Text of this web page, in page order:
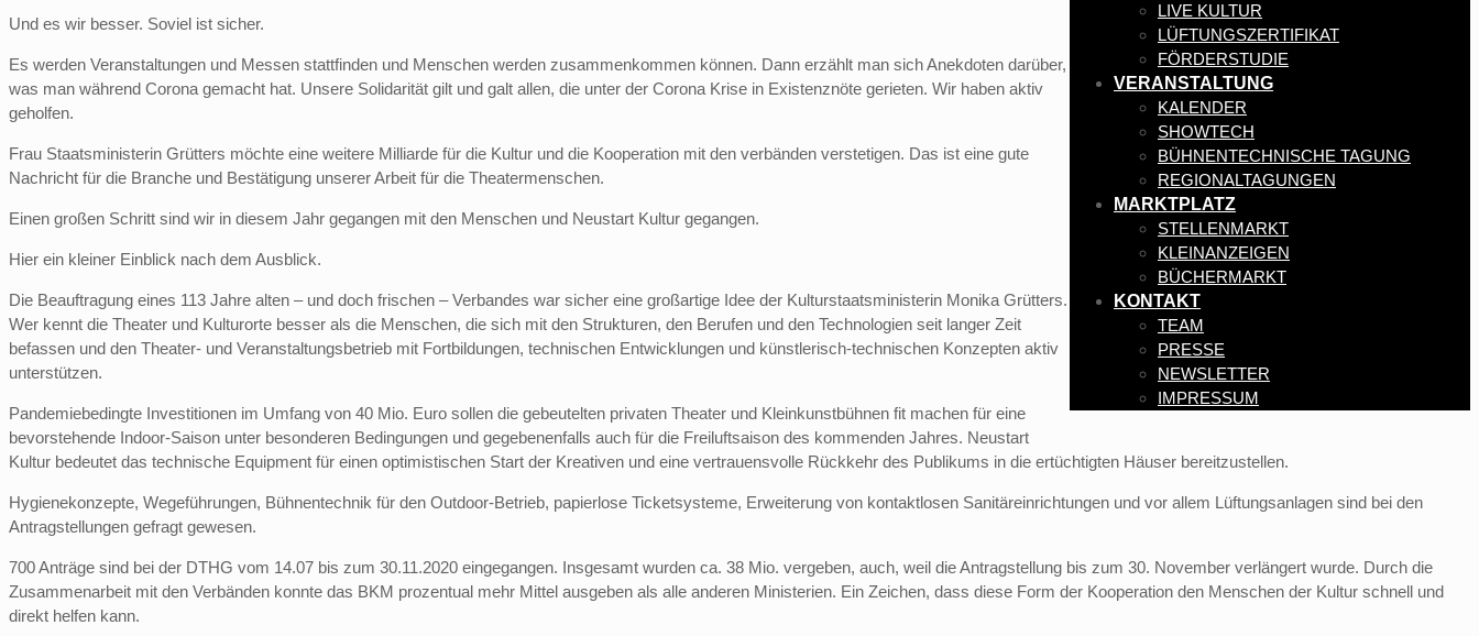
LIVE KULTUR
LÜFTUNGSZERTIFIKAT
FÖRDERSTUDIE
VERANSTALTUNG
KALENDER
SHOWTECH
BÜHNENTECHNISCHE TAGUNG
REGIONALTAGUNGEN
MARKTPLATZ
STELLENMARKT
KLEINANZEIGEN
BÜCHERMARKT
KONTAKT
TEAM
PRESSE
NEWSLETTER
IMPRESSUM
Und es wir besser. Soviel ist sicher.
Es werden Veranstaltungen und Messen stattfinden und Menschen werden zusammenkommen können. Dann erzählt man sich Anekdoten darüber,
was man während Corona gemacht hat. Unsere Solidarität gilt und galt allen, die unter der Corona Krise in Existenznöte gerieten. Wir haben aktiv
geholfen.
Frau Staatsministerin Grütters möchte eine weitere Milliarde für die Kultur und die Kooperation mit den verbänden verstetigen. Das ist eine gute
Nachricht für die Branche und Bestätigung unserer Arbeit für die Theatermenschen.
Einen großen Schritt sind wir in diesem Jahr gegangen mit den Menschen und Neustart Kultur gegangen.
Hier ein kleiner Einblick nach dem Ausblick.
Die Beauftragung eines 113 Jahre alten – und doch frischen – Verbandes war sicher eine großartige Idee der Kulturstaatsministerin Monika Grütters.
Wer kennt die Theater und Kulturorte besser als die Menschen, die sich mit den Strukturen, den Berufen und den Technologien seit langer Zeit
befassen und den Theater- und Veranstaltungsbetrieb mit Fortbildungen, technischen Entwicklungen und künstlerisch-technischen Konzepten aktiv
unterstützen.
Pandemiebedingte Investitionen im Umfang von 40 Mio. Euro sollen die gebeutelten privaten Theater und Kleinkunstbühnen fit machen für eine
bevorstehende Indoor-Saison unter besonderen Bedingungen und gegebenenfalls auch für die Freiluftsaison des kommenden Jahres. Neustart
Kultur bedeutet das technische Equipment für einen optimistischen Start der Kreativen und eine vertrauensvolle Rückkehr des Publikums in die ertüchtigten Häuser bereitzustellen.
Hygienekonzepte, Wegeführungen, Bühnentechnik für den Outdoor-Betrieb, papierlose Ticketsysteme, Erweiterung von kontaktlosen Sanitäreinrichtungen und vor allem Lüftungsanlagen sind bei den
Antragstellungen gefragt gewesen.
700 Anträge sind bei der DTHG vom 14.07 bis zum 30.11.2020 eingegangen. Insgesamt wurden ca. 38 Mio. vergeben, auch, weil die Antragstellung bis zum 30. November verlängert wurde. Durch die
Zusammenarbeit mit den Verbänden konnte das BKM prozentual mehr Mittel ausgeben als alle anderen Ministerien. Ein Zeichen, dass diese Form der Kooperation den Menschen der Kultur schnell und
direkt helfen kann.